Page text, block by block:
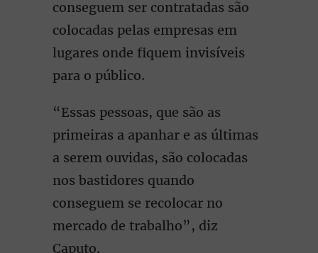
conseguem ser contratadas são
colocadas pelas empresas em
lugares onde fiquem invisíveis
para o público.
“Essas pessoas, que são as
primeiras a apanhar e as últimas
a serem ouvidas, são colocadas
nos bastidores quando
conseguem se recolocar no
mercado de trabalho”, diz
Caputo.